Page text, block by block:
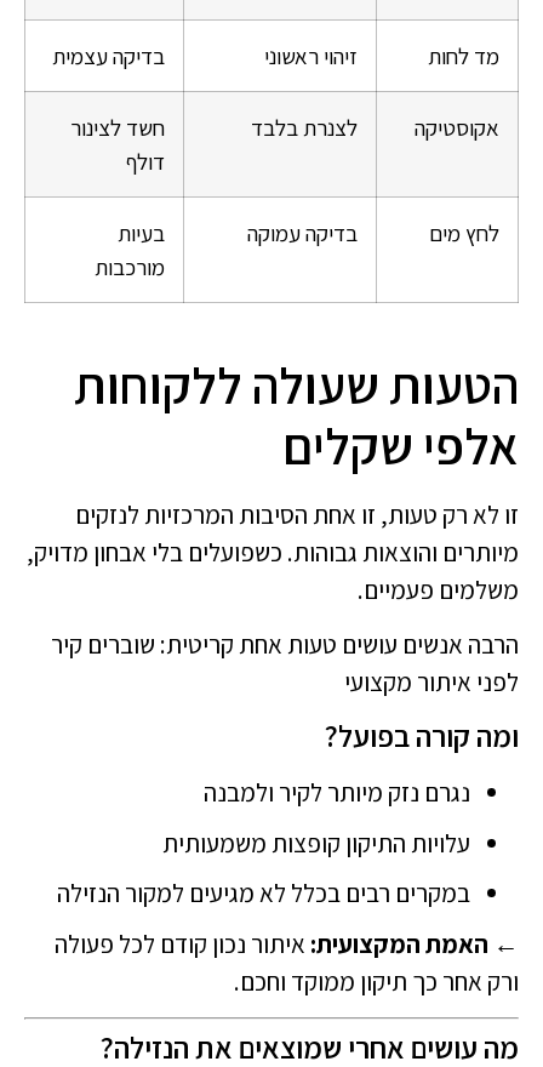
מד לחות זיהוי ראשוני בדיקה עצמית
אקוסטיקה לצנרת בלבד
חשד לצינור
דולף
לחץ מים בדיקה עמוקה
בעיות
מורכבות
הטעות שעולה ללקוחות
אלפי שקלים
זו לא רק טעות, זו אחת הסיבות המרכזיות לנזקים
מיותרים והוצאות גבוהות. כשפועלים בלי אבחון מדויק,
משלמים פעמיים.
הרבה אנשים עושים טעות אחת קריטית: שוברים קיר
לפני איתור מקצועי
ומה קורה בפועל?
נגרם נזק מיותר לקיר ולמבנה
עלויות התיקון קופצות משמעותית
במקרים רבים בכלל לא מגיעים למקור הנזילה
← האמת המקצועית: איתור נכון קודם לכל פעולה
ורק אחר כך תיקון ממוקד וחכם.
מה עושים אחרי שמוצאים את הנזילה?